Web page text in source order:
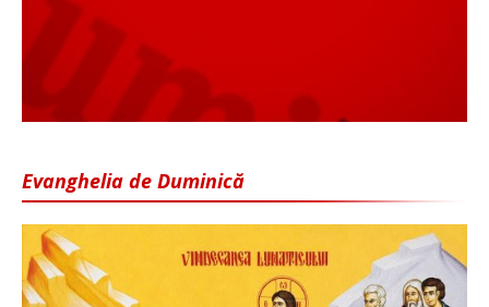
Evanghelia de Duminică